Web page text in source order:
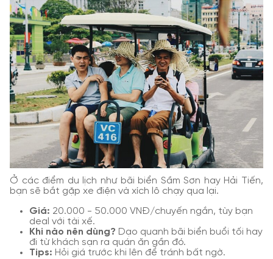
Ở các điểm du lịch như bãi biển Sầm Sơn hay Hải Tiến,
bạn sẽ bắt gặp xe điện và xích lô chạy qua lại.
Giá: 20.000 - 50.000 VNĐ/chuyến ngắn, tùy bạn
deal với tài xế.
Khi nào nên dùng? Dạo quanh bãi biển buổi tối hay
đi từ khách sạn ra quán ăn gần đó.
Tips: Hỏi giá trước khi lên để tránh bất ngờ.